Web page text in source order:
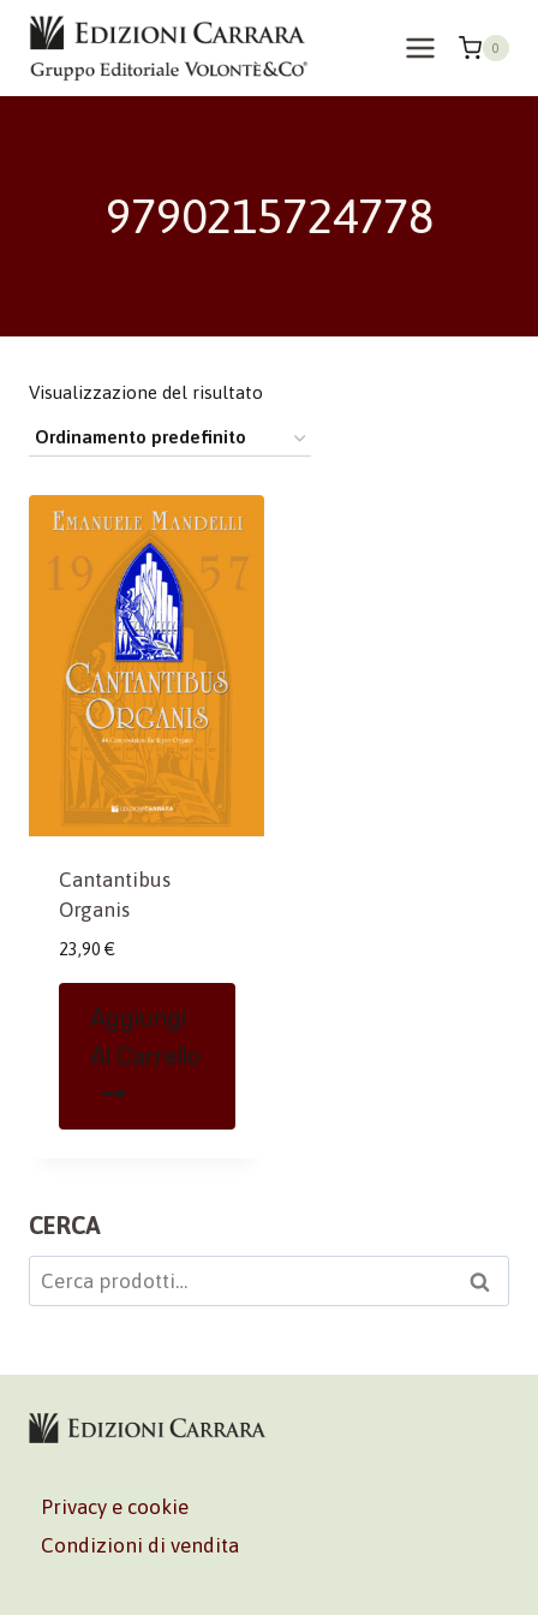
Salta
contenuto
0
9790215724778
Visualizzazione del risultato
Cantantibus
Organis
23,90 €
Aggiungi
Al Carrello
CERCA
Cerca: Cerca
Privacy e cookie
Condizioni di vendita